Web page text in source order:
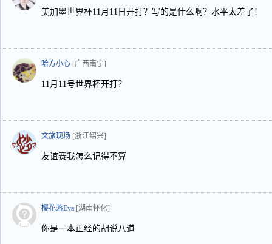
美加墨世界杯11月11日开打？写的是什么啊？水平太差了！
哈方小心 [广西南宁]
11月11号世界杯开打？
文旅现场 [浙江绍兴]
友谊赛我怎么记得不算
樱花落Eva [湖南怀化]
你是一本正经的胡说八道